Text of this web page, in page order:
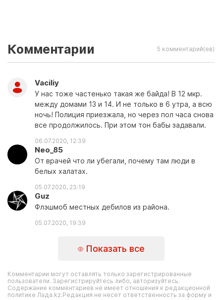
Комментарии 5 комментарий(ев)
Vaciliy
У нас тоже частенько такая же байда! В 12 мкр.
между домами 13 и 14. И не только в 6 утра, а всю
ночь! Полиция приезжала, но через пол часа снова
все продолжилось. При этом тон бабы задавали.
06.07.2020, 12:39
Neo_85
От врачей что ли убегали, почему там люди в
белых халатах.
05.07.2020, 23:19
Guz
Флэшмоб местных дебилов из района.
05.07.2020, 19:39
Показать все
Комментарии могут оставлять только зарегистрированные
пользователи. Зарегистрируйтесь либо, авторизуйтесь.
Содержание комментариев не имеет отношения к редакционной
политике Лада.kz.Редакция не несет ответственность за форму и